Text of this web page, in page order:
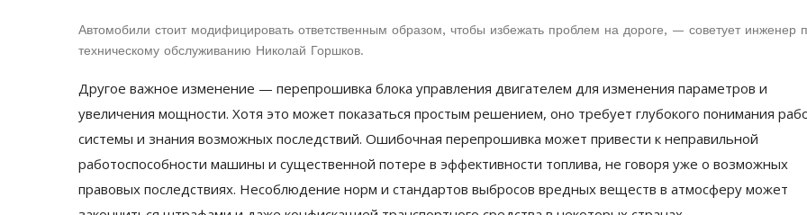
Автомобили стоит модифицировать ответственным образом, чтобы избежать проблем на дороге, — советует инженер
техническому обслуживанию Николай Горшков.
Другое важное изменение — перепрошивка блока управления двигателем для изменения параметров и
увеличения мощности. Хотя это может показаться простым решением, оно требует глубокого понимания
системы и знания возможных последствий. Ошибочная перепрошивка может привести к неправильной
работоспособности машины и существенной потере в эффективности топлива, не говоря уже о возможных
правовых последствиях. Несоблюдение норм и стандартов выбросов вредных веществ в атмосферу может